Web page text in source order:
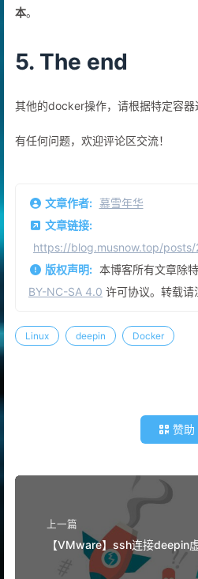
本。
5. The end
其他的docker操作，请根据特定容器
有任何问题，欢迎评论区交流！
文章作者: 慕雪年华
文章链接:
https://blog.musnow.top/
版权声明: 本博客所有文章除
BY-NC-SA 4.0 许可协议。转载请
Linux deepin Docker
赞助
上一篇
【VMware】ssh连接deepin